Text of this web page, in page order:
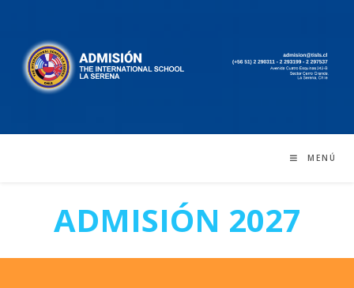
contenido
MENÚ
ADMISIÓN 2027